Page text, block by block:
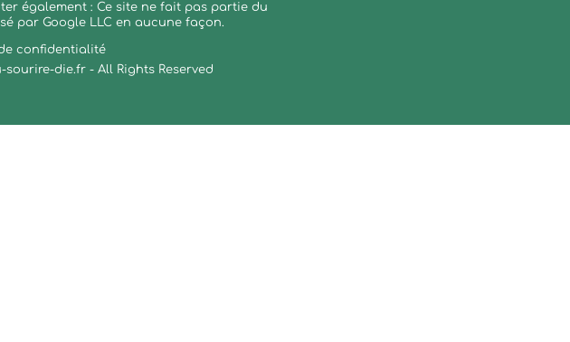
également : Ce site ne fait pas partie du
par Google LLC en aucune façon.
confidentialité
sourire-die.fr - All Rights Reserved